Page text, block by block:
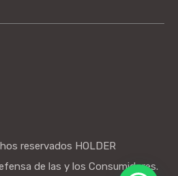
reservados HOLDER
de las y los Consumidores.